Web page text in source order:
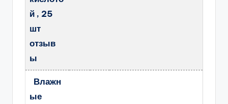
й , 25
шт
отзыв
ы
Влажн
ые